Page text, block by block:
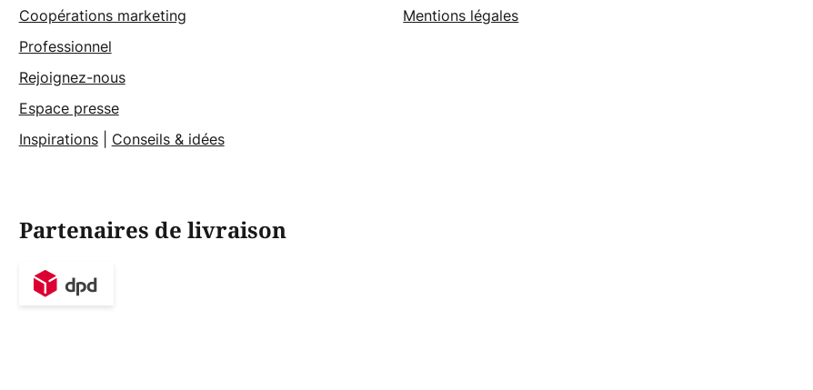
Coopérations marketing
Professionnel
Rejoignez-nous
Espace presse
Inspirations| Conseils & idées
Mentions légales
Partenaires de livraison